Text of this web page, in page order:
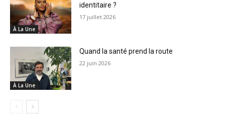
À La Une
identitaire ?
17 juillet 2026
À La Une
Quand la santé prend la route
22 juin 2026